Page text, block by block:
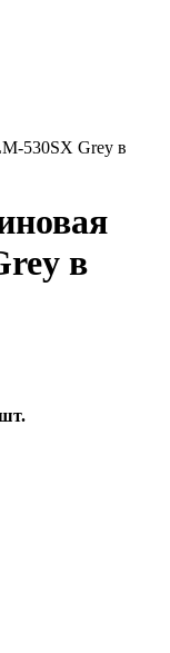
530SX Grey в
в